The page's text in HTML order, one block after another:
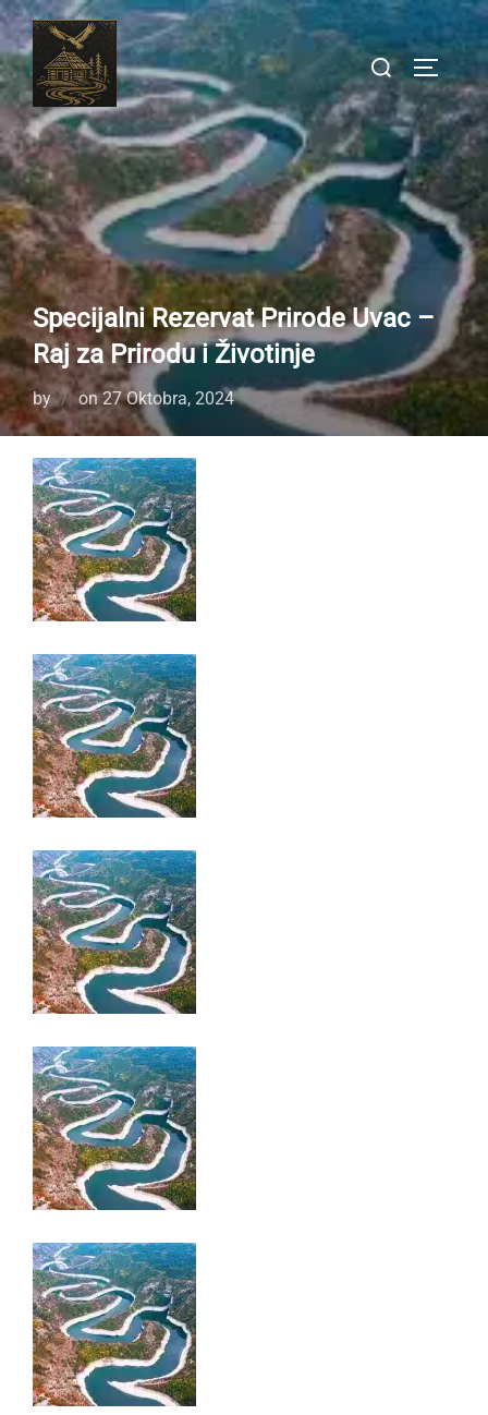
Skip
to
content
Search
for:
Specijalni Rezervat Prirode Uvac –
Raj za Prirodu i Životinje
by onPosted
on
27 Oktobra, 2024